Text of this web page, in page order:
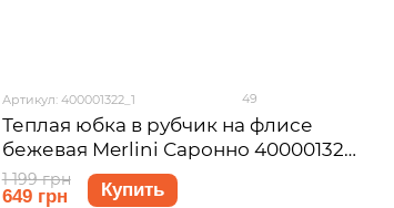
Артикул: 400001322_1 49
Теплая юбка в рубчик на флисе
бежевая Merlini Саронно 400001322
размер S-M (42-44)
1 199 грн
649 грн Купить